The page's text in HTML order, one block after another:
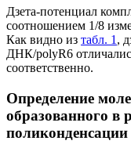
Дзета-потенциал
соотношением 1/8
Как видно из табл. 1 ,
ДНК/polyR6
соответственно.
Определение
образованного в
поликонденсации